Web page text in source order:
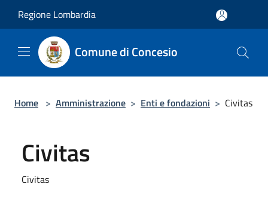
Regione Lombardia
Comune di Concesio
Home > Amministrazione > Enti e fondazioni > Civitas
Civitas
Civitas